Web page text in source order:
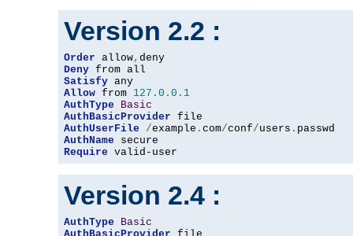
Version 2.2 :
Order allow,
Deny
Satisfy
Allow from 127.0 . 0.1
AuthType
Basic
AuthBasicProvider
AuthUserFile
/example . com/conf/users .
AuthName
Require valid-user
Version 2.4 :
AuthType
Basic